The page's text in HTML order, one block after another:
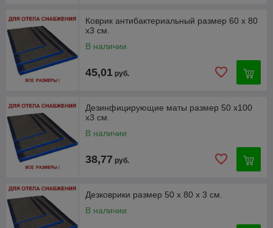
Коврик антибактериальный размер 60 х 80
х3 см.
В наличии
45,01 руб.
Дезинфицирующие маты размер 50 х100
х3 см.
В наличии
38,77 руб.
Дезковрики размер 50 х 80 х 3 см.
В наличии